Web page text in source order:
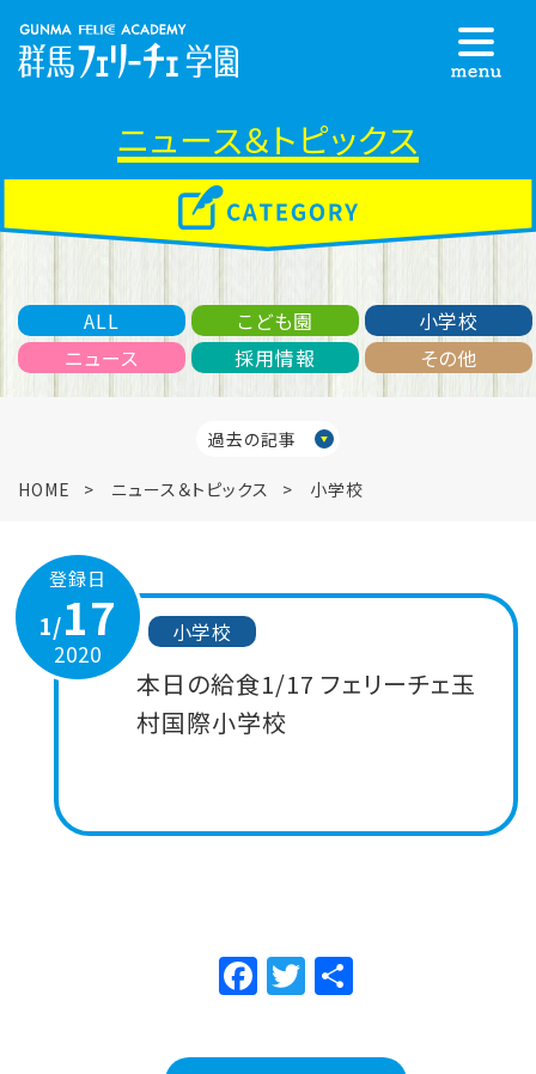
ニュース＆トピックス
ALL こども園
小学校
ニュース
採用情報 その他
HOME ニュース＆トピックス 小学校
過去の記事
登録日
1/17
2020
小学校
本日の給食1/17 フェリーチェ玉
村国際小学校
Facebook
Twitter